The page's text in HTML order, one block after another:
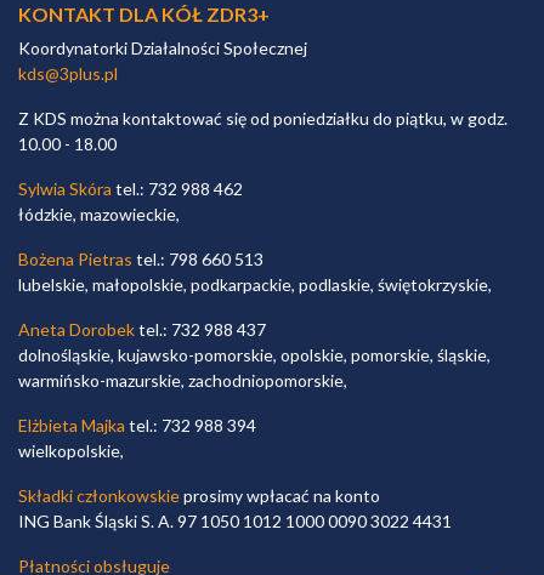
KONTAKT DLA KÓŁ ZDR3+
Koordynatorki Działalności Społecznej
kds@3plus.pl
Z KDS można kontaktować się od poniedziałku do piątku, w godz.
10.00 - 18.00
Sylwia Skóra tel.: 732 988 462
łódzkie, mazowieckie,
Bożena Pietras tel.: 798 660 513
lubelskie, małopolskie, podkarpackie, podlaskie, świętokrzyskie,
Aneta Dorobektel.: 732 988 437
dolnośląskie, kujawsko-pomorskie, opolskie, pomorskie, śląskie,
warmińsko-mazurskie, zachodniopomorskie,
Elżbieta Majka tel.: 732 988 394
wielkopolskie,
Składki członkowskieprosimy wpłacać na konto
ING Bank Śląski S. A. 97 1050 1012 1000 0090 3022 4431
Płatności obsługuje